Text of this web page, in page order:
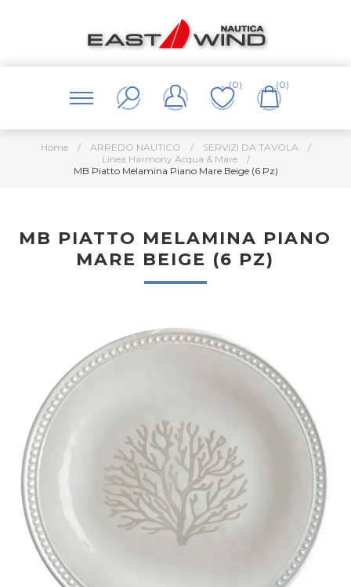
(0) (0)
Home / ARREDO NAUTICO / SERVIZI DA TAVOLA
/
Linea Harmony Acqua & Mare
/
MB Piatto Melamina Piano Mare Beige (6 Pz)
MB PIATTO MELAMINA PIANO
MARE BEIGE (6 PZ)